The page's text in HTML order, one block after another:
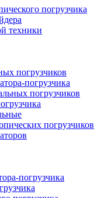
погрузчика
техники
погрузчиков
погрузчика
погрузчиков
погрузчиков
погрузчика